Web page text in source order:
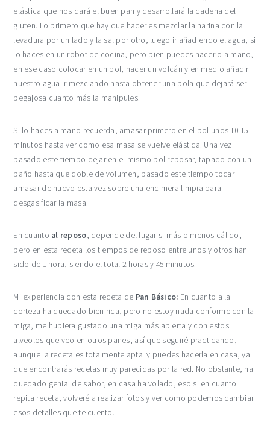
elástica que nos dará el buen pan y desarrollará la cadena del
gluten. Lo primero que hay que hacer es mezclar la harina con la
levadura por un lado y la sal por otro, luego ir añadiendo el agua, si
lo haces en un robot de cocina, pero bien puedes hacerlo a mano,
en ese caso colocar en un bol, hacer un volcán y en medio añadir
nuestro agua ir mezclando hasta obtener una bola que dejará ser
pegajosa cuanto más la manipules.
Si lo haces a mano recuerda, amasar primero en el bol unos 10-15
minutos hasta ver como esa masa se vuelve elástica. Una vez
pasado este tiempo dejar en el mismo bol reposar, tapado con un
paño hasta que doble de volumen, pasado este tiempo tocar
amasar de nuevo esta vez sobre una encimera limpia para
desgasificar la masa.
En cuanto al reposo, depende del lugar si más o menos cálido,
pero en esta receta los tiempos de reposo entre unos y otros han
sido de 1 hora, siendo el total 2 horas y 45 minutos.
Mi experiencia con esta receta de Pan Básico: En cuanto a la
corteza ha quedado bien rica, pero no estoy nada conforme con la
miga, me hubiera gustado una miga más abierta y con estos
alveolos que veo en otros panes, así que seguiré practicando,
aunque la receta es totalmente apta y puedes hacerla en casa, ya
que encontrarás recetas muy parecidas por la red. No obstante, ha
quedado genial de sabor, en casa ha volado, eso si en cuanto
repita receta, volveré a realizar fotos y ver como podemos cambiar
esos detalles que te cuento.